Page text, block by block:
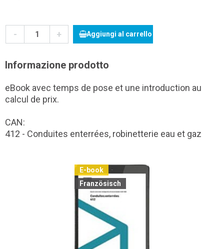
- + Aggiungi al carrello
Informazione prodotto
eBook avec temps de pose et une introduction au
calcul de prix.
CAN:
412 - Conduites enterrées, robinetterie eau et gaz
E-book
Französisch